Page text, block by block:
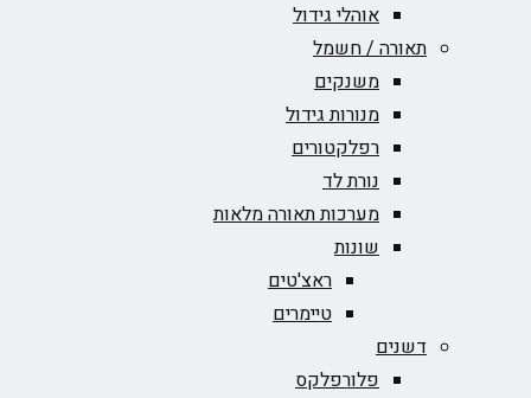
אוהלי גידול
תאורה / חשמל
משנקים
מנורות גידול
רפלקטורים
נורת לד
מערכות תאורה מלאות
ראצ'טים
טיימרים
דשנים
פלורפלקס